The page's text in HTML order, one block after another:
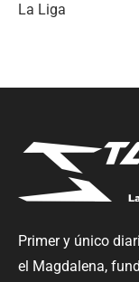
La Liga
Primer y único
el Magdalena,